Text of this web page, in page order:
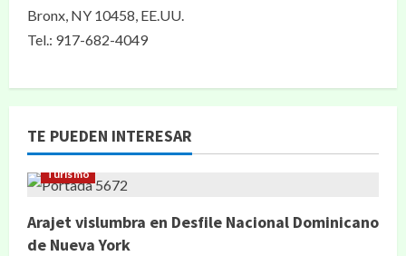
Bronx, NY 10458, EE.UU.
Tel.: 917-682-4049
TE PUEDEN INTERESAR
Turismo
Arajet vislumbra en Desfile Nacional Dominicano
de Nueva York